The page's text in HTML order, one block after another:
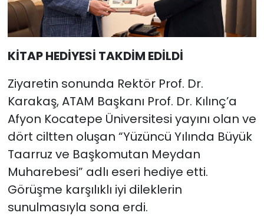
KİTAP HEDİYESİ TAKDİM EDİLDİ
Ziyaretin sonunda Rektör Prof. Dr.
Karakaş, ATAM Başkanı Prof. Dr. Kılınç’a
Afyon Kocatepe Üniversitesi yayını olan ve
dört ciltten oluşan “Yüzüncü Yılında Büyük
Taarruz ve Başkomutan Meydan
Muharebesi” adlı eseri hediye etti.
Görüşme karşılıklı iyi dileklerin
sunulmasıyla sona erdi.